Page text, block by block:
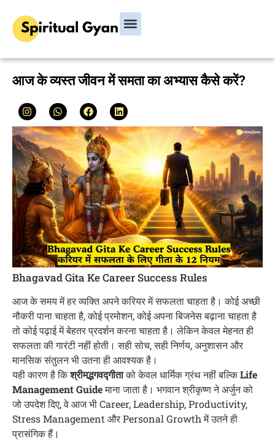
आज के व्यस्त जीवन में समता का अभ्यास कैसे करें?
Bhagavad Gita Ke Career Success Rules
आज के समय में हर व्यक्ति अपने करियर में सफलता चाहता है। कोई अच्छी
नौकरी पाना चाहता है, कोई प्रमोशन, कोई अपना बिजनेस बढ़ाना चाहता है
तो कोई पढ़ाई में बेहतर प्रदर्शन करना चाहता है। लेकिन केवल मेहनत ही
सफलता की गारंटी नहीं होती। सही सोच, सही निर्णय, अनुशासन और
मानसिक संतुलन भी उतना ही आवश्यक है।
यही कारण है किश्रीमद्भगवद्गीताको केवल धार्मिक ग्रंथ नहीं बल्किLife
Management Guideमाना जाता है। भगवान श्रीकृष्ण ने अर्जुन को
जो उपदेश दिए, वे आज भी Career, Leadership, Productivity,
Stress Management और Personal Growth में उतने ही
प्रासंगिक हैं।